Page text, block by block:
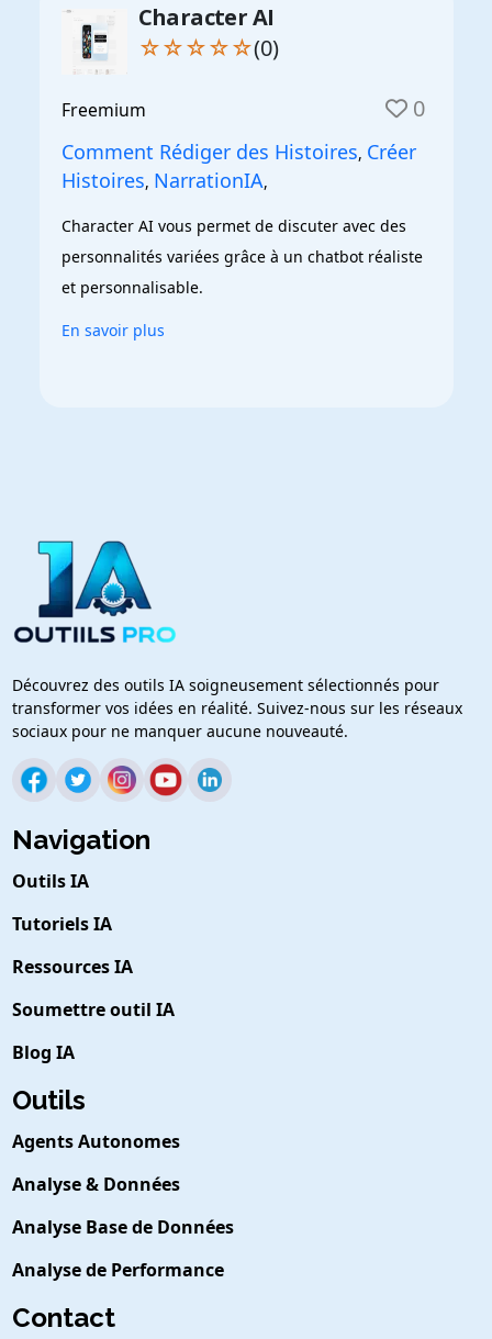
Character AI
☆☆☆☆☆(0)
Freemium 0
Comment Rédiger des Histoires, Créer
Histoires, NarrationIA,
Character AI vous permet de discuter avec des
personnalités variées grâce à un chatbot réaliste
et personnalisable.
En savoir plus
Découvrez des outils IA soigneusement sélectionnés pour
transformer vos idées en réalité. Suivez-nous sur les réseaux
sociaux pour ne manquer aucune nouveauté.
Navigation
Outils IA
Tutoriels IA
Ressources IA
Soumettre outil IA
Blog IA
Outils
Agents Autonomes
Analyse & Données
Analyse Base de Données
Analyse de Performance
Contact